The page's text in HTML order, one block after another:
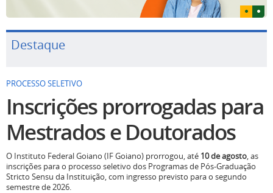
Destaque
PROCESSO SELETIVO
Inscrições prorrogadas para
Mestrados e Doutorados
O Instituto Federal Goiano (IF Goiano) prorrogou, até 10 de agosto, as
inscrições para o processo seletivo dos Programas de Pós-Graduação
Stricto Sensu da Instituição, com ingresso previsto para o segundo
semestre de 2026.